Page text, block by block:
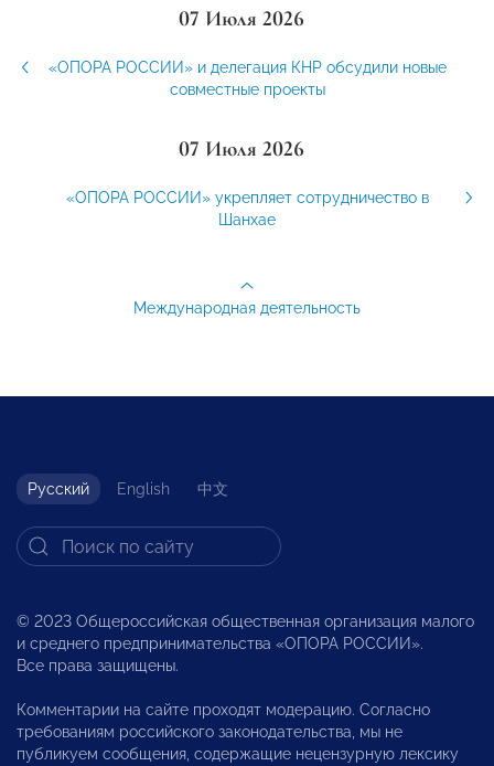
07 Июля 2026
«ОПОРА РОССИИ» и делегация КНР обсудили новые
совместные проекты
07 Июля 2026
«ОПОРА РОССИИ» укрепляет сотрудничество в
Шанхае
Международная деятельность
Русский English 中文
© 2023 Общероссийская общественная организация малого
и среднего предпринимательства «ОПОРА РОССИИ».
Все права защищены.
Комментарии на сайте проходят модерацию. Согласно
требованиям российского законодательства, мы не
публикуем сообщения, содержащие нецензурную лексику